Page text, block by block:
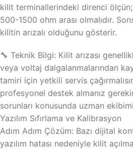
kilit terminallerindeki direnci
500-1500 ohm arası olmalıdır.
kilitin arızalı olduğunu gösterir.
🔧 Teknik Bilgi: Kilit arızası
veya voltaj dalgalanmalarından
tamiri için yetkili servis
profesyonel destek almanız
sorunları konusunda uzman
Yazılım Sıfırlama ve Kalibrasyon
Adım Adım Çözüm: Bazı dijital
yazılım hatası nedeniyle kilit